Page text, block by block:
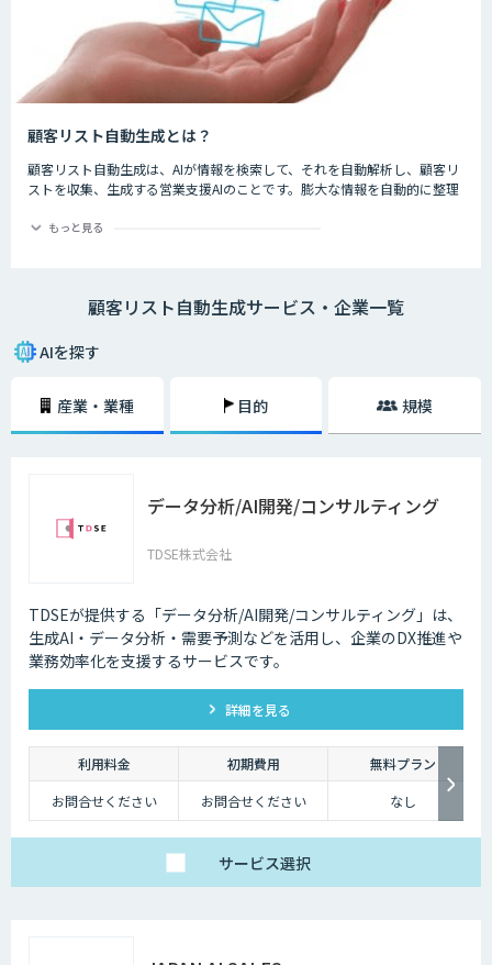
顧客リスト自動生成とは？
顧客リスト自動生成は、AIが情報を検索して、それを自動解析し、顧客リ
ストを収集、生成する営業支援AIのことです。膨大な情報を自動的に整理
することができるようになります。
もっと見る
顧客リスト自動生成サービス・企業一覧
AIを探す
産業・業種 目的 規模
データ分析/AI開発/コンサルティング
TDSE株式会社
TDSEが提供する「データ分析/AI開発/コンサルティング」は、
生成AI・データ分析・需要予測などを活用し、企業のDX推進や
業務効率化を支援するサービスです。
詳細を見る
利用料金 初期費用
無料プラン
お問合せください
お問合せください なし
サービス選択